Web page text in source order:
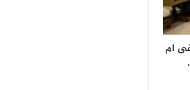
ام